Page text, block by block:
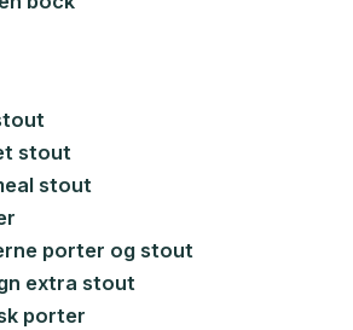
stout
stout
porter og stout
extra stout
porter